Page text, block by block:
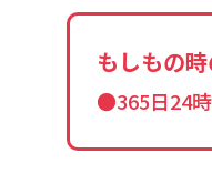
もしもの
●365日24時